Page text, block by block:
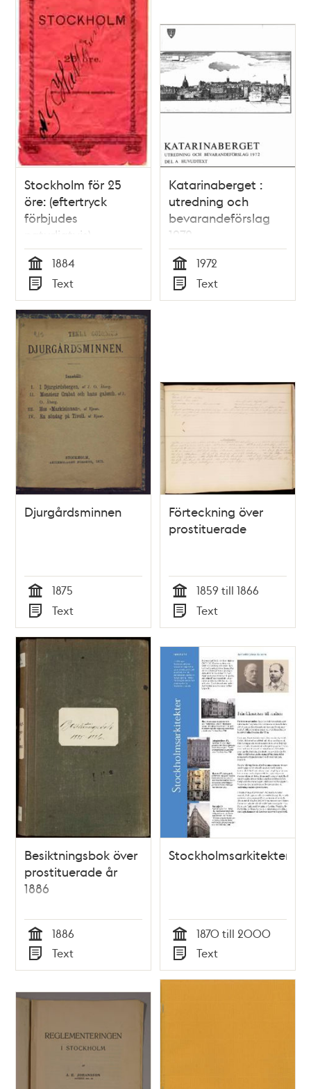
Stockholm för 25
öre: (eftertryck
förbjudes
naturligtvis)
Tid
1884
Typ
Text
Katarinaberget :
utredning och
bevarandeförslag
1972
Tid
1972
Typ
Text
Djurgårdsminnen
Tid
1875
Typ
Text
Förteckning över
prostituerade
Tid
1859 till 1866
Typ
Text
Besiktningsbok över
prostituerade år
1886
Tid
1886
Typ
Text
Stockholmsarkitekter
Tid
1870 till 2000
Typ
Text